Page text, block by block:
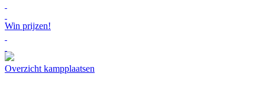
Win prijzen!
Overzicht kampplaatsen